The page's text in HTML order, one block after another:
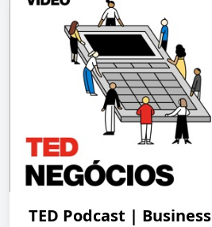
TED Podcast | Business